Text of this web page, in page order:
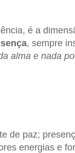
é a
, sempre
alma e nada
de paz;
energias e